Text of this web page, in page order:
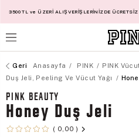
3500 TL ve ÜZERİ ALIŞVERİŞLERİNİZDE ÜCRETSİZ
Anasayfa PINK
PINK
Duş Jeli, Peeling Ve Vücut Yağı
PINK BEAUTY
Honey Duş Jeli
0,00